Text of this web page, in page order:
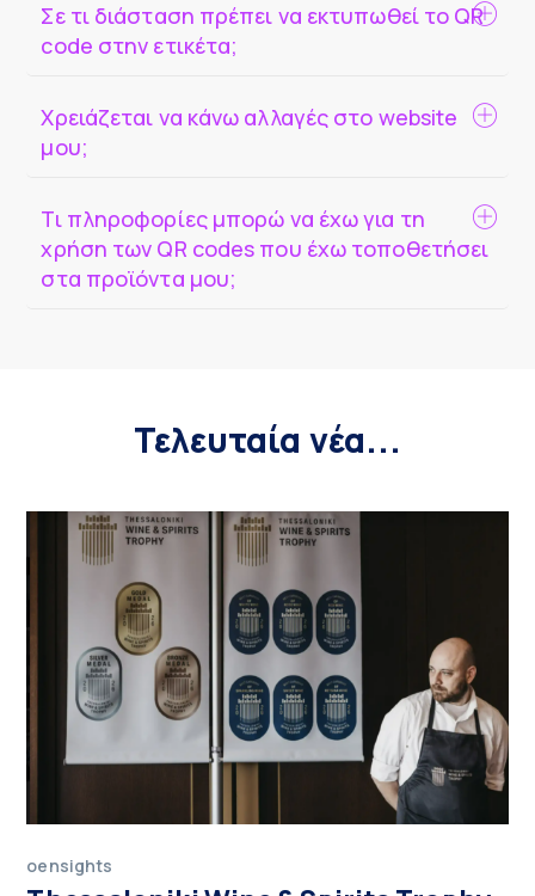
Σε τι διάσταση πρέπει να εκτυπωθεί το QR
code στην ετικέτα;
Χρειάζεται να κάνω αλλαγές στο website
μου;
Τι πληροφορίες μπορώ να έχω για τη
χρήση των QR codes που έχω τοποθετήσει
στα προϊόντα μου;
Τελευταία νέα...
oensights